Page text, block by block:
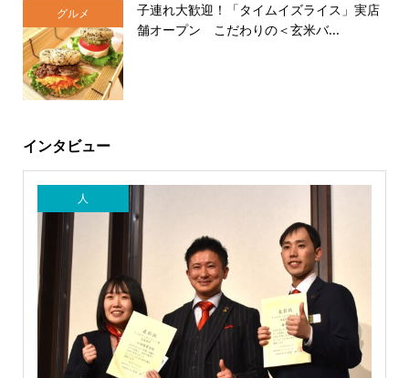
グルメ
子連れ大歓迎！「タイムイズライス」実店
舗オープン こだわりの＜玄米バ...
インタビュー
人